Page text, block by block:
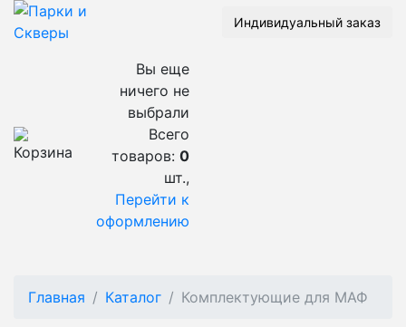
Индивидуальный заказ
Вы еще
ничего не
выбрали
Всего
товаров: 0
шт.,
Перейти к
оформлению
Главная Каталог Комплектующие для МАФ